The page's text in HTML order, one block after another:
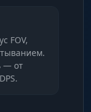
FOV,
— от